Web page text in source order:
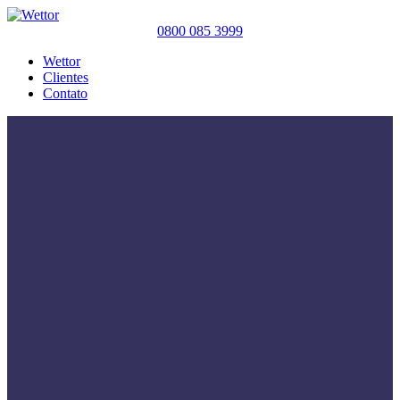
0800 085 3999
Wettor
Clientes
Contato